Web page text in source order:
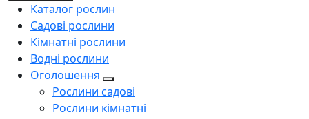
Каталог рослин
Садові рослини
Кімнатні рослини
Водні рослини
Оголошення
Рослини садові
Рослини кімнатні